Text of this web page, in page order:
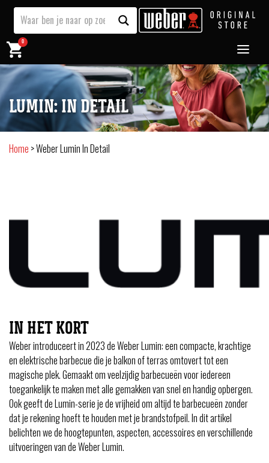
0
LUMIN: IN DETAIL
Home >Weber Lumin In Detail
IN HET KORT
Weber introduceert in 2023 de Weber Lumin: een compacte, krachtige
en elektrische barbecue die je balkon of terras omtovert tot een
magische plek. Gemaakt om veelzijdig barbecueën voor iedereen
toegankelijk te maken met alle gemakken van snel en handig opbergen.
Ook geeft de Lumin-serie je de vrijheid om altijd te barbecueën zonder
dat je rekening hoeft te houden met je brandstofpeil. In dit artikel
belichten we de hoogtepunten, aspecten, accessoires en verschillende
uitvoeringen van de Weber Lumin.